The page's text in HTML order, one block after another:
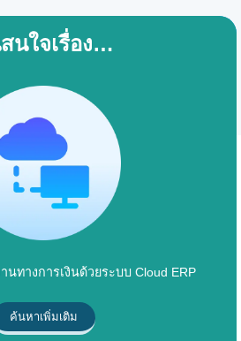
นใจเรื่อง…
นทางการเงินด้วยระบบ Cloud ERP
ค้นหาเพิ่มเติม